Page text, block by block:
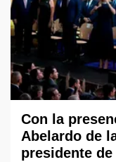
Con la
Abelardo de
presidente